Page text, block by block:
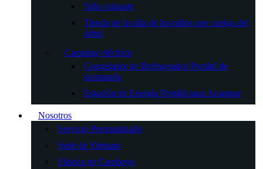
Silla colgante
Tienda de la silla de los niños que cuelga del
árbol
Camping eléctrico
Congelador de Refrigerador Portátil de
acampada
Estación de Energía Portátil para Acampar
Nosotros
Servicio Personalizado
Sede de Vietnam
Fábrica de Camboya